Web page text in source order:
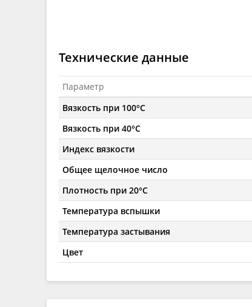
Технические данные
Параметр
Вязкость при 100°C
Вязкость при 40°C
Индекс вязкости
Общее щелочное число
Плотность при 20°C
Температура вспышки
Температура застывания
Цвет